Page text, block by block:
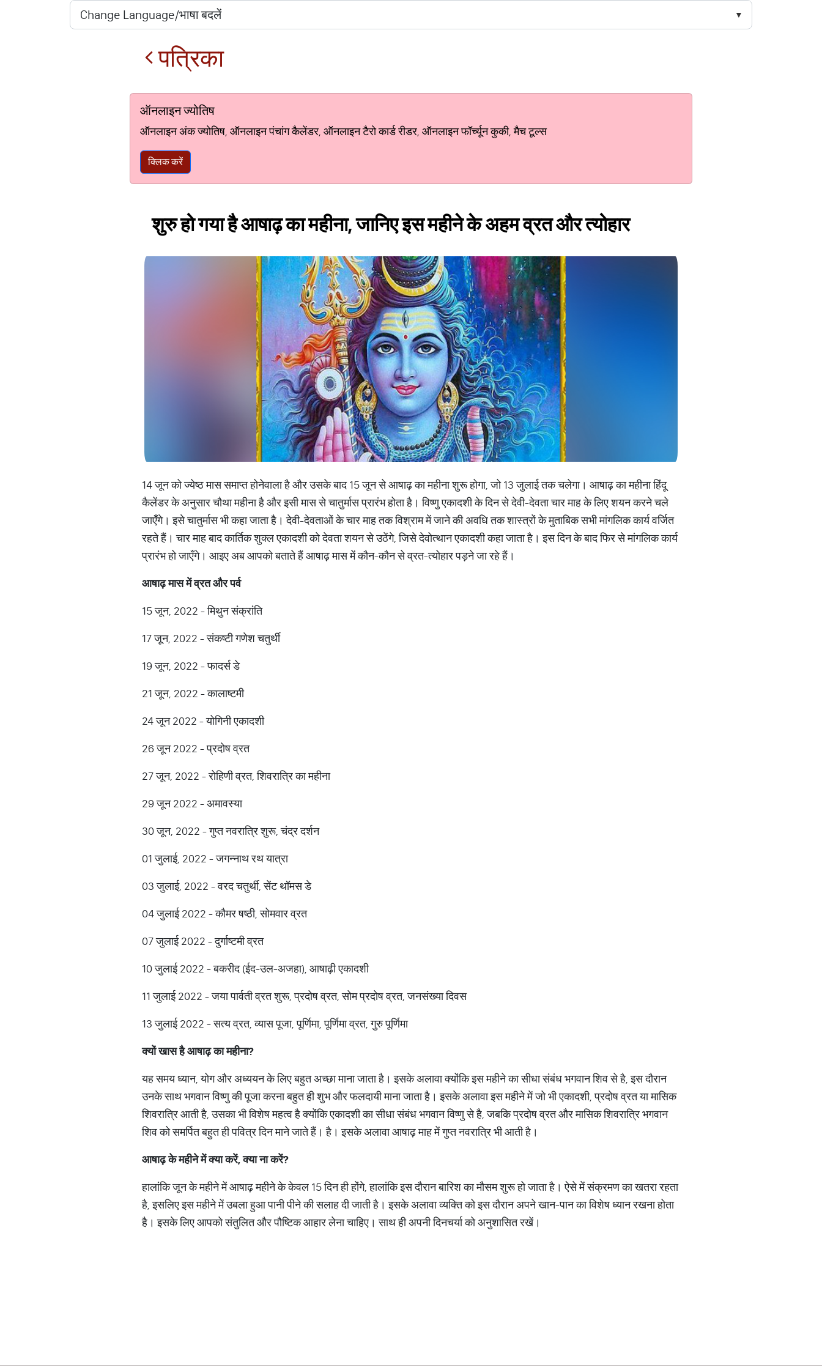
पत्रिका
ऑनलाइन ज्योतिष
ऑनलाइन अंक ज्योतिष, ऑनलाइन पंचांग कैलेंडर, ऑनलाइन टैरो कार्ड रीडर, ऑनलाइन फॉर्च्यून कुकी, मैच टूल्स
क्लिक करें
शुरु हो गया है आषाढ़ का महीना, जानिए इस महीने के अहम व्रत और त्योहार
14 जून को ज्येष्ठ मास समाप्त होनेवाला है और उसके बाद 15 जून से आषाढ़ का महीना शुरू होगा, जो 13 जुलाई तक चलेगा। आषाढ़ का महीना हिंदू
कैलेंडर के अनुसार चौथा महीना है और इसी मास से चातुर्मास प्रारंभ होता है। विष्णु एकादशी के दिन से देवी-देवता चार माह के लिए शयन करने चले
जाएँगे। इसे चातुर्मास भी कहा जाता है। देवी-देवताओं के चार माह तक विश्राम में जाने की अवधि तक शास्त्रों के मुताबिक सभी मांगलिक कार्य वर्जित
रहते हैं। चार माह बाद कार्तिक शुक्ल एकादशी को देवता शयन से उठेंगे, जिसे देवोत्थान एकादशी कहा जाता है। इस दिन के बाद फिर से मांगलिक कार्य
प्रारंभ हो जाएँगे। आइए अब आपको बताते हैं आषाढ़ मास में कौन-कौन से व्रत-त्योहार पड़ने जा रहे हैं।
आषाढ़मासमेंव्रतऔरपर्व
15 जून, 2022 - मिथुन संक्रांति
17 जून, 2022 - संकष्टी गणेश चतुर्थी
19 जून, 2022 - फादर्स डे
21 जून, 2022 - कालाष्टमी
24 जून 2022 - योगिनी एकादशी
26 जून 2022 - प्रदोष व्रत
27 जून, 2022 - रोहिणी व्रत, शिवरात्रि का महीना
29 जून 2022 - अमावस्या
30 जून, 2022 - गुप्त नवरात्रि शुरू, चंद्र दर्शन
01 जुलाई, 2022 - जगन्नाथ रथ यात्रा
03 जुलाई, 2022 - वरद चतुर्थी, सेंट थॉमस डे
04 जुलाई 2022 - कौमर षष्ठी, सोमवार व्रत
07 जुलाई 2022 - दुर्गाष्टमी व्रत
10 जुलाई 2022 - बकरीद (ईद-उल-अजहा), आषाढ़ी एकादशी
11 जुलाई 2022 - जया पार्वती व्रत शुरू, प्रदोष व्रत, सोम प्रदोष व्रत, जनसंख्या दिवस
13 जुलाई 2022 - सत्य व्रत, व्यास पूजा, पूर्णिमा, पूर्णिमा व्रत, गुरु पूर्णिमा
क्योंखासहैआषाढ़कामहीना?
यह समय ध्यान, योग और अध्ययन के लिए बहुत अच्छा माना जाता है। इसके अलावा क्योंकि इस महीने का सीधा संबंध भगवान शिव से है, इस दौरान
उनके साथ भगवान विष्णु की पूजा करना बहुत ही शुभ और फलदायी माना जाता है। इसके अलावा इस महीने में जो भी एकादशी, प्रदोष व्रत या मासिक
शिवरात्रि आती है, उसका भी विशेष महत्व है क्योंकि एकादशी का सीधा संबंध भगवान विष्णु से है, जबकि प्रदोष व्रत और मासिक शिवरात्रि भगवान
शिव को समर्पित बहुत ही पवित्र दिन माने जाते हैं। है। इसके अलावा आषाढ़ माह में गुप्त नवरात्रि भी आती है।
आषाढ़केमहीनेमेंक्याकरें,क्यानाकरें?
हालांकि जून के महीने में आषाढ़ महीने के केवल 15 दिन ही होंगे, हालांकि इस दौरान बारिश का मौसम शुरू हो जाता है। ऐसे में संक्रमण का खतरा रहता
है, इसलिए इस महीने में उबला हुआ पानी पीने की सलाह दी जाती है। इसके अलावा व्यक्ति को इस दौरान अपने खान-पान का विशेष ध्यान रखना होता
है। इसके लिए आपको संतुलित और पौष्टिक आहार लेना चाहिए। साथ ही अपनी दिनचर्या को अनुशासित रखें।